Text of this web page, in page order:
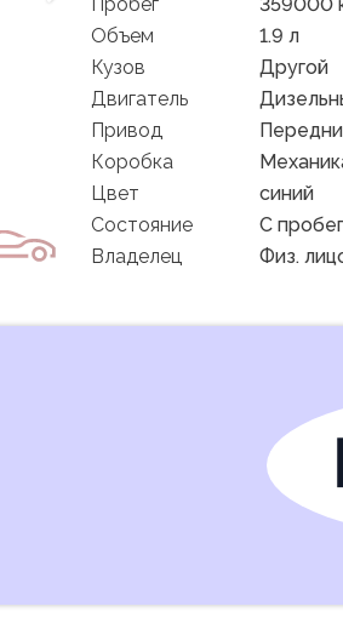
Объем
1.9 л
Кузов
Другой
Двигатель
Привод
Коробка
Цвет
синий
Состояние
C
Владелец
Физ.